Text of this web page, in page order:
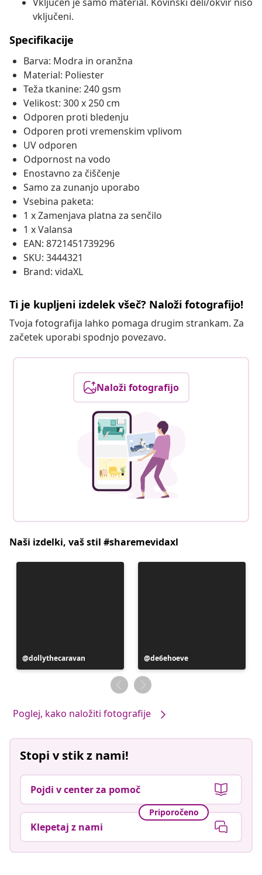
vključeni.
Specifikacije
Barva: Modra in oranžna
Material: Poliester
Teža tkanine: 240 gsm
Velikost: 300 x 250 cm
Odporen proti bledenju
Odporen proti vremenskim vplivom
UV odporen
Odpornost na vodo
Enostavno za čiščenje
Samo za zunanjo uporabo
Vsebina paketa:
1 x Zamenjava platna za senčilo
1 x Valansa
EAN: 8721451739296
SKU: 3444321
Brand: vidaXL
Ti je kupljeni izdelek všeč? Naloži fotografijo!
Tvoja fotografija lahko pomaga drugim strankam. Za
začetek uporabi spodnjo povezavo.
Naloži fotografijo
Naši izdelki, vaš stil #sharemevidaxl
Objavo
je
dollythecaravan
Objavo
je
objavil
de6ehoeve
Poglej, kako naložiti fotografije
Stopi v stik z nami!
Pojdi v center za pomoč
Priporočeno
Klepetaj z nami